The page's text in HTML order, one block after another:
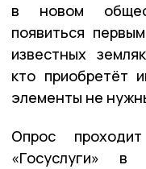
в новом
появиться
известных
кто приобретёт
элементы не
Опрос
«Госуслуги» в